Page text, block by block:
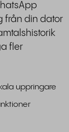
från din dator
fler
uppringare